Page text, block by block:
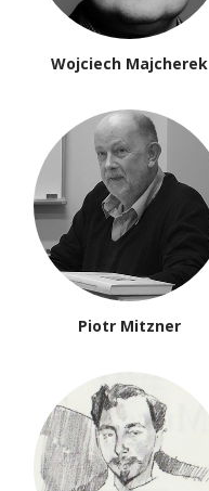
Wojciech Majcherek
Piotr Mitzner